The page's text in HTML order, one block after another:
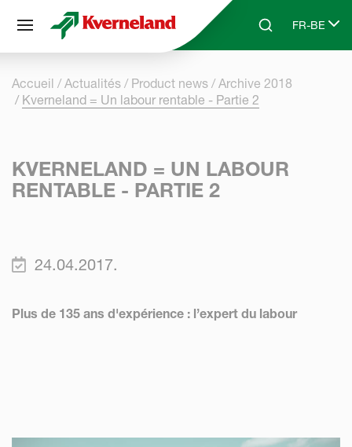
Skip to main content
SearchFR-BE
Select
Accueil Actualités Product news
Archive 2018
Kverneland = Un labour rentable - Partie 2
KVERNELAND = UN LABOUR
RENTABLE - PARTIE 2
24.04.2017.
Plus de 135 ans d'expérience : l’expert du labour
Panneau de gestion des cookies